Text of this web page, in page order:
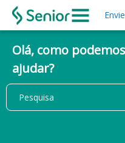
Olá, como
ajudar?